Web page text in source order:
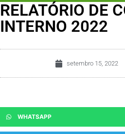
RELATÓRIO DE
INTERNO 2022
setembro 15, 2022
WHATSAPP